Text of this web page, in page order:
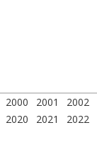
2000 2001 2002
2020 2021 2022